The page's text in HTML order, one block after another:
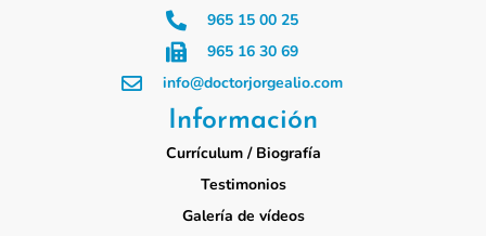
965 15 00 25
965 16 30 69
info@doctorjorgealio.com
Información
Currículum / Biografía
Testimonios
Galería de vídeos